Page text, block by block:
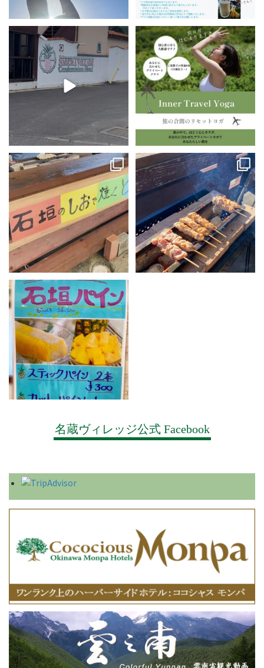
NAGURA VILLAGE
39 0
いつもコンドミニアム名蔵ヴィレッジ
をご利用いただきありがとうござい
ます
...
21 0
【期間限定】焼き鳥販売は、終了致
しました！
沢山の方にご来店頂き...
26 0
【期間限定】名蔵ビレッジの炭火焼
き鳥、始まりました！
...
50 3
【 石垣島の冷凍パイン 】
暑さを吹き飛ばす“ひんやりスイー
ツ”。...
35 0
名蔵ヴィレッジ公式 Facebook